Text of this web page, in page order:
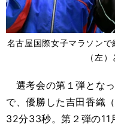
名古屋国際女子マラソン
（左
選考会の第１弾とな
で、優勝した吉田香織
32分33秒。第２弾の11